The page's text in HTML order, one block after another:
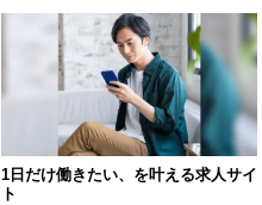
1日だけ働きたい、を叶える求人サイ
ト